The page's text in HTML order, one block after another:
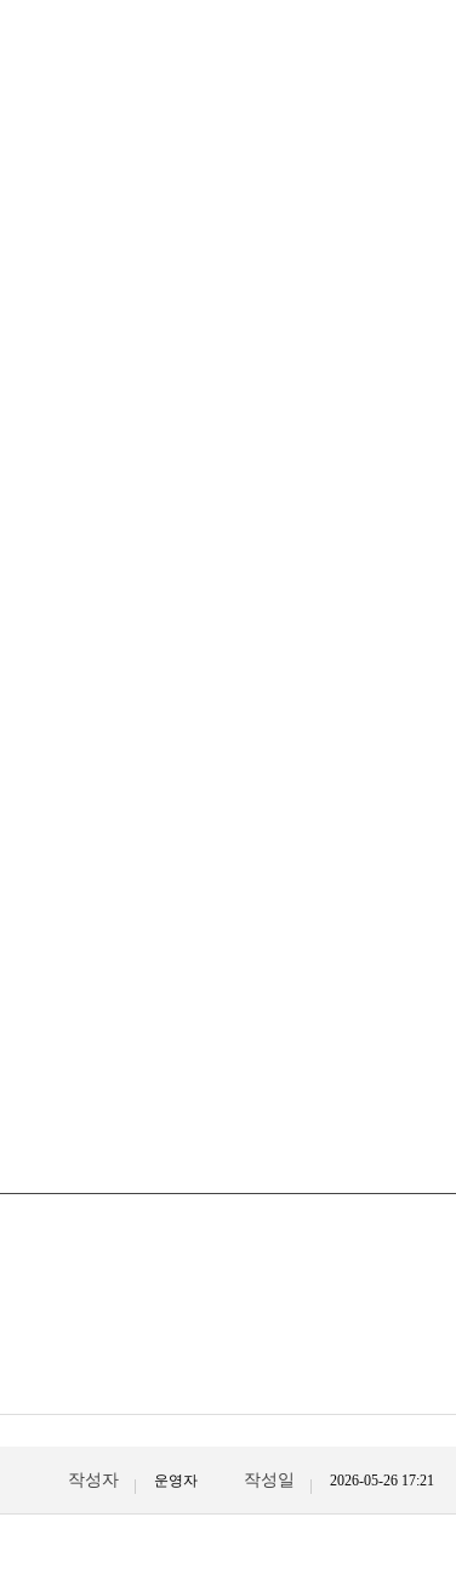
작성자 운영자 작성일 2026-05-26 17:21